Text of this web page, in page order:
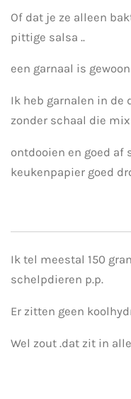
Of dat je ze alleen
pittige salsa ..
een garnaal is
Ik heb garnalen in de
zonder schaal die
ontdooien en goed af
keukenpapier goed
Ik tel meestal 150
schelpdieren p.p.
Er zitten geen
Wel zout .dat zit in